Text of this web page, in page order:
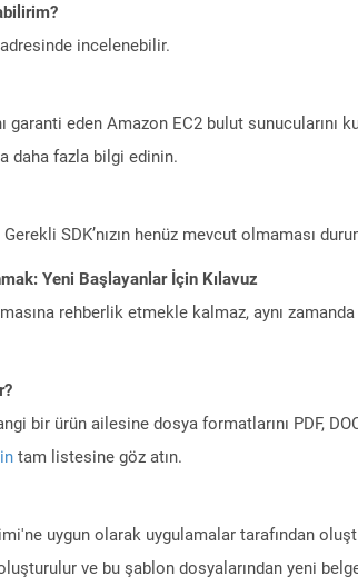
adresinde incelenebilir.
garanti eden Amazon EC2 bulut sunucularını
daha fazla bilgi edinin.
SDK’nızın henüz mevcut olmaması
Yeni Başlayanlar İçin Kılavuz
rehberlik etmekle kalmaz, aynı
bir ürün ailesine dosya formatlarını PDF,
tam listesine göz atın.
uygun olarak uygulamalar tarafından
ve bu şablon dosyalarından yeni